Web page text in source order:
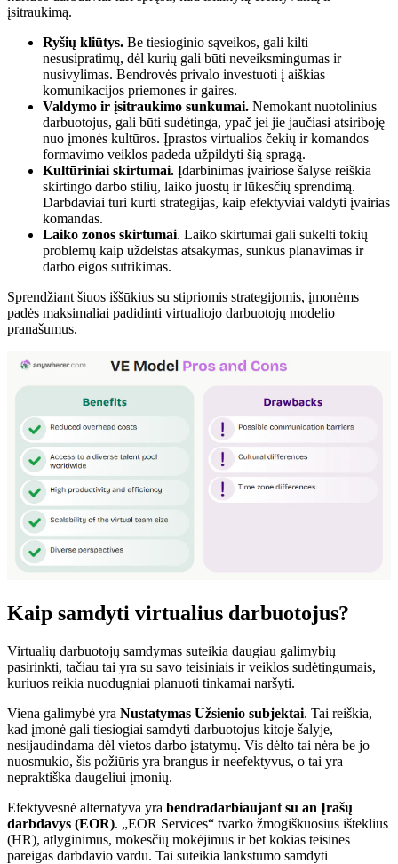
įsitraukimą.
Ryšių kliūtys. Be tiesioginio sąveikos, gali kilti
nesusipratimų, dėl kurių gali būti neveiksmingumas ir
nusivylimas. Bendrovės privalo investuoti į aiškias
komunikacijos priemones ir gaires.
Valdymo ir įsitraukimo sunkumai. Nemokant nuotolinius
darbuotojus, gali būti sudėtinga, ypač jei jie jaučiasi atsiriboję
nuo įmonės kultūros. Įprastos virtualios čekių ir komandos
formavimo veiklos padeda užpildyti šią spragą.
Kultūriniai skirtumai. Įdarbinimas įvairiose šalyse reiškia
skirtingo darbo stilių, laiko juostų ir lūkesčių sprendimą.
Darbdaviai turi kurti strategijas, kaip efektyviai valdyti įvairias
komandas.
Laiko zonos skirtumai. Laiko skirtumai gali sukelti tokių
problemų kaip uždelstas atsakymas, sunkus planavimas ir
darbo eigos sutrikimas.
Sprendžiant šiuos iššūkius su stipriomis strategijomis, įmonėms
padės maksimaliai padidinti virtualiojo darbuotojų modelio
pranašumus.
Kaip samdyti virtualius darbuotojus?
Virtualių darbuotojų samdymas suteikia daugiau galimybių
pasirinkti, tačiau tai yra su savo teisiniais ir veiklos sudėtingumais,
kuriuos reikia nuodugniai planuoti tinkamai naršyti.
Viena galimybė yra Nustatymas Užsienio subjektai. Tai reiškia,
kad įmonė gali tiesiogiai samdyti darbuotojus kitoje šalyje,
nesijaudindama dėl vietos darbo įstatymų. Vis dėlto tai nėra be jo
nuosmukio, šis požiūris yra brangus ir neefektyvus, o tai yra
nepraktiška daugeliui įmonių.
Efektyvesnė alternatyva yra bendradarbiaujant su an Įrašų
darbdavys (EOR). „EOR Services“ tvarko žmogiškuosius išteklius
(HR), atlyginimus, mokesčių mokėjimus ir bet kokias teisines
pareigas darbdavio vardu. Tai suteikia lankstumo samdyti